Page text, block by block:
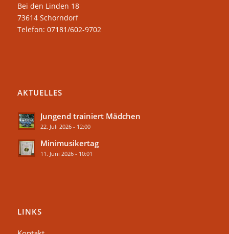
Bei den Linden 18
73614 Schorndorf
Telefon: 07181/602-9702
AKTUELLES
Jungend trainiert Mädchen
22. Juli 2026 - 12:00
Minimusikertag
11. Juni 2026 - 10:01
LINKS